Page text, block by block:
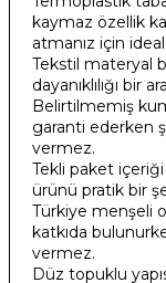
kaymaz özellik
atmanız için
Tekstil materyal
dayanıklılığı bir
Belirtilmemiş
garanti ederken
vermez.
Tekli paket
ürünü pratik bir
Türkiye menşeli
katkıda
vermez.
Düz topuklu